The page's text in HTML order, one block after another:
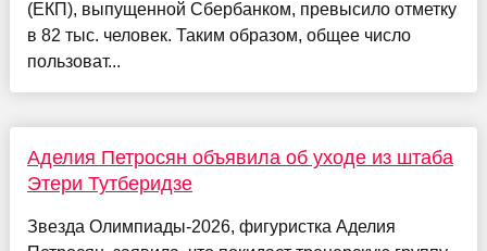
(ЕКП), выпущенной Сбербанком, превысило отметку
в 82 тыс. человек. Таким образом, общее число
пользоват...
Аделия Петросян объявила об уходе из штаба
Этери Тутберидзе
Звезда Олимпиады-2026, фигуристка Аделия